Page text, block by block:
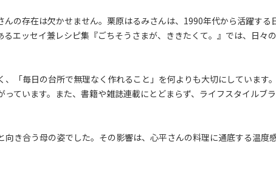
の存在は欠かせません。栗原はるみさんは、1990年代から活躍する
エッセイ兼レシピ集『ごちそうさまが、ききたくて。』では、日々
「毎日の台所で無理なく作れること」を何よりも大切にしています
ています。また、書籍や雑誌連載にとどまらず、ライフスタイルブラ
き合う母の姿でした。その影響は、心平さんの料理に通底する温度